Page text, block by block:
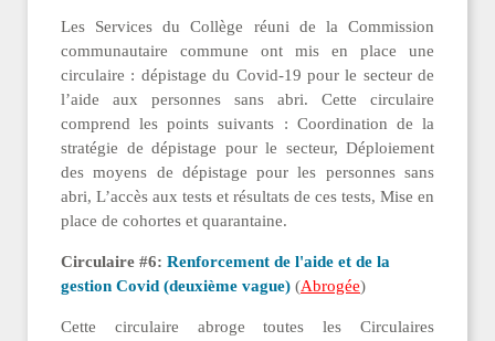
Les Services du Collège réuni de la Commission
communautaire commune ont mis en place
une
circulaire : dépistage du Covid-19 pour le secteur de
l’aide aux personnes sans abri. Cette circulaire
comprend les points suivants : Coordination de la
stratégie de dépistage pour le secteur, Déploiement
des moyens de dépistage pour les personnes sans
abri, L’accès aux tests et résultats de ces tests, Mise en
place de cohortes et quarantaine.
Circulaire #6: Renforcement de l'aide et de la
gestion Covid (deuxième vague) (Abrogée)
Cette circulaire abroge toutes les Circulaires